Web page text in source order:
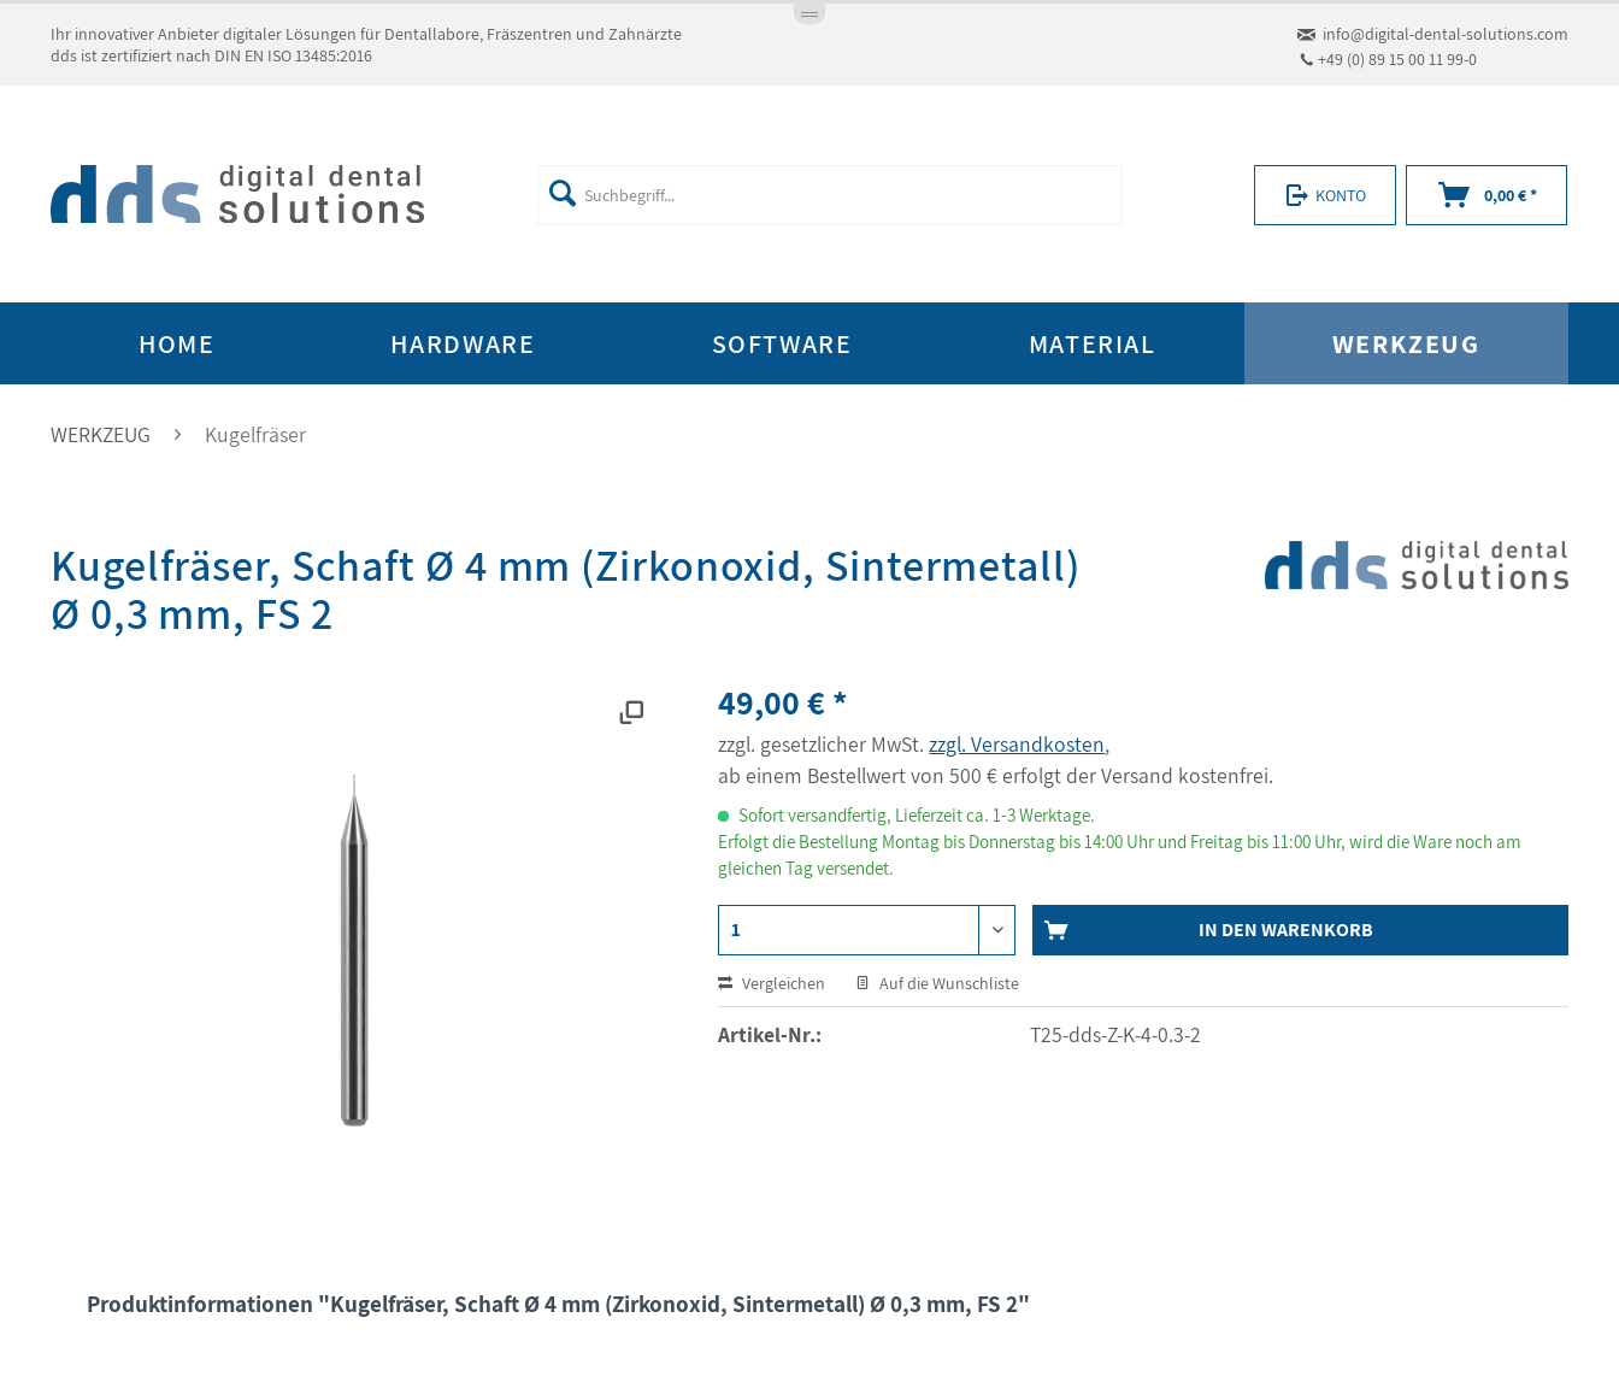
Ihr innovativer Anbieter digitaler Lösungen für Dentallabore, Fräszentren und Zahnärzte
dds ist zertifiziert nach DIN EN ISO 13485:2016
info@digital-dental-solutions.com
+49 (0) 89 15 00 11 99-0
KONTO 0,00 € *
HOME HARDWARE SOFTWARE MATERIAL WERKZEUG
WERKZEUG Kugelfräser
Kugelfräser, Schaft Ø 4 mm (Zirkonoxid, Sintermetall)
Ø 0,3 mm, FS 2
49,00 € *
zzgl. gesetzlicher MwSt.zzgl. Versandkosten,
ab einem Bestellwert von 500 € erfolgt der Versand kostenfrei.
Sofort versandfertig, Lieferzeit ca. 1-3 Werktage.
Erfolgt die Bestellung Montag bis Donnerstag bis 14:00 Uhr und Freitag bis 11:00 Uhr, wird die Ware noch am
gleichen Tag versendet.
IN DEN WARENKORB
Vergleichen Auf die Wunschliste
Artikel-Nr.: T25-dds-Z-K-4-0.3-2
Produktinformationen "Kugelfräser, Schaft Ø 4 mm (Zirkonoxid, Sintermetall) Ø 0,3 mm, FS 2"